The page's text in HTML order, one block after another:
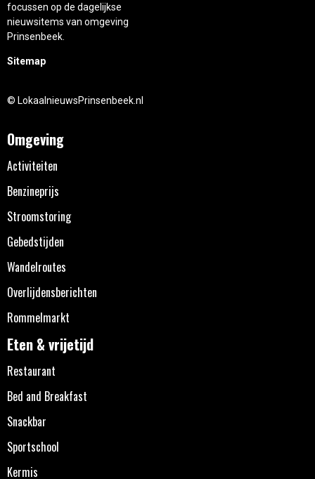
focussen op de dagelijkse
nieuwsitems van omgeving
Prinsenbeek.
Sitemap
© LokaalnieuwsPrinsenbeek.nl
Omgeving
Activiteiten
Benzineprijs
Stroomstoring
Gebedstijden
Wandelroutes
Overlijdensberichten
Rommelmarkt
Eten & vrijetijd
Restaurant
Bed and Breakfast
Snackbar
Sportschool
Kermis